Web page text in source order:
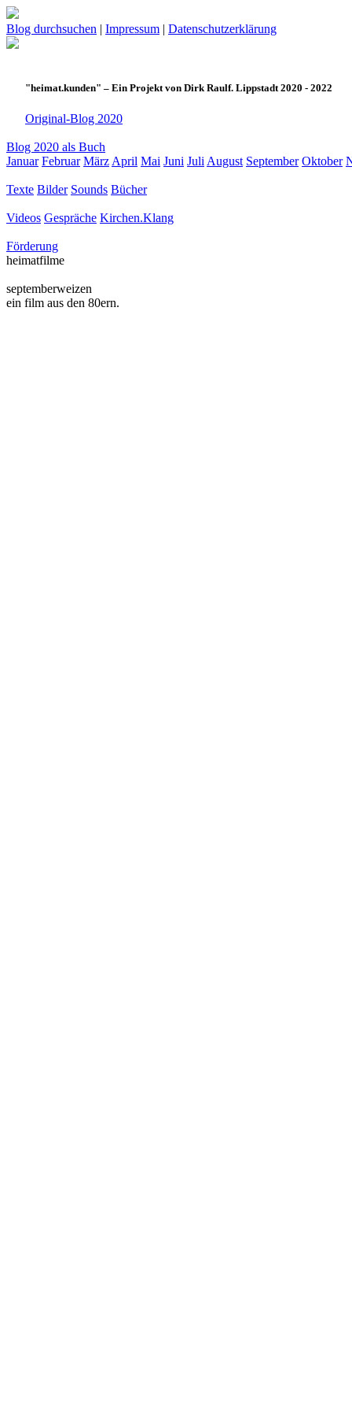
Blog durchsuchen | Impressum | Datenschutzerklärung
"heimat.kunden" – Ein Projekt von Dirk Raulf. Lippstadt 2020 - 2022
Original-Blog 2020
Blog 2020 als Buch
Januar Februar März April Mai Juni Juli August September Oktober
Texte Bilder Sounds Bücher
Videos Gespräche Kirchen.Klang
Förderung
heimatfilme
septemberweizen
ein film aus den 80ern.